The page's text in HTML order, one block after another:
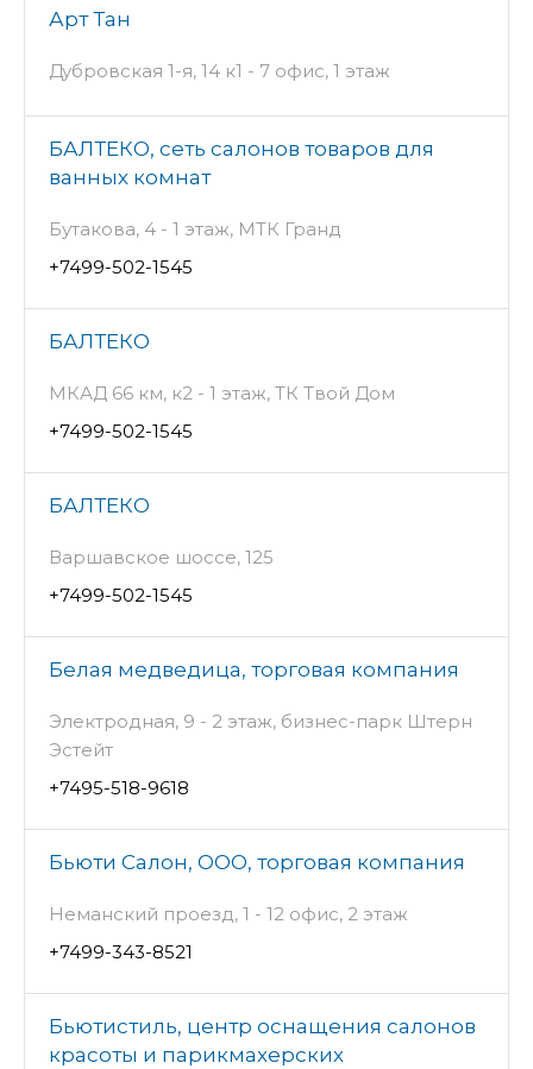
Арт Тан
Дубровская 1-я, 14 к1 - 7 офис, 1 этаж
БАЛТЕКО, сеть салонов товаров для
ванных комнат
Бутакова, 4 - 1 этаж, МТК Гранд
+7499-502-1545
БАЛТЕКО
МКАД 66 км, к2 - 1 этаж, ТК Твой Дом
+7499-502-1545
БАЛТЕКО
Варшавское шоссе, 125
+7499-502-1545
Белая медведица, торговая компания
Электродная, 9 - 2 этаж, бизнес-парк Штерн
Эстейт
+7495-518-9618
Бьюти Салон, ООО, торговая компания
Неманский проезд, 1 - 12 офис, 2 этаж
+7499-343-8521
Бьютистиль, центр оснащения салонов
красоты и парикмахерских